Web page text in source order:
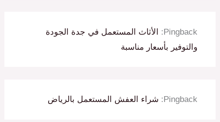
Pingback:
الأثاث المستعمل في جدة الجودة
والتوفير بأسعار مناسبة
Pingback: شراء العفش المستعمل بالرياض